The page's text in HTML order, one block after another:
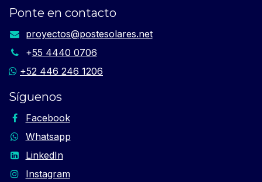
Ponte en contacto
proyectos​@postesolares.net​
+55 4440 0706
+52 446 246 1206
Síguenos
Facebook
Whatsapp
LinkedIn
Instagram